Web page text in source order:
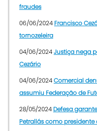
fraudes
06/06/2024 Francisco
tornozeleira
04/06/2024Justiça nega
Cezário
04/06/2024Comercial
assumiu Federação de
28/05/2024 Defesa
Petrallás como presidente